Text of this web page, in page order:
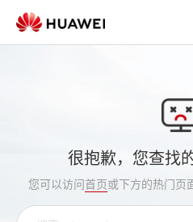
很抱歉，您查找
您可以访问首页或下方的热门页